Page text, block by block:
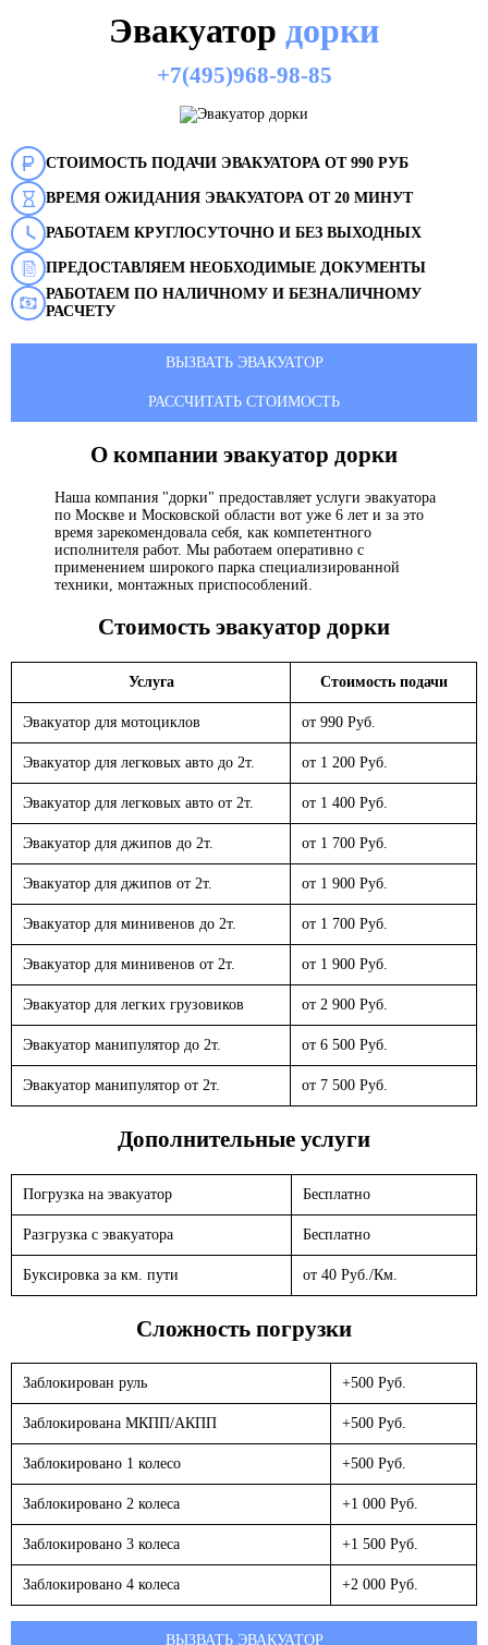
Эвакуатор дорки
+7(495)968-98-85
СТОИМОСТЬ ПОДАЧИ ЭВАКУАТОРА ОТ 990 РУБ
ВРЕМЯ ОЖИДАНИЯ ЭВАКУАТОРА ОТ 20 МИНУТ
РАБОТАЕМ КРУГЛОСУТОЧНО И БЕЗ ВЫХОДНЫХ
ПРЕДОСТАВЛЯЕМ НЕОБХОДИМЫЕ ДОКУМЕНТЫ
РАБОТАЕМ ПО НАЛИЧНОМУ И БЕЗНАЛИЧНОМУ
РАСЧЕТУ
ВЫЗВАТЬ ЭВАКУАТОР
РАССЧИТАТЬ СТОИМОСТЬ
О компании эвакуатор дорки
Наша компания "дорки" предоставляет услуги эвакуатора
по Москве и Московской области вот уже 6 лет и за это
время зарекомендовала себя, как компетентного
исполнителя работ. Мы работаем оперативно с
применением широкого парка специализированной
техники, монтажных приспособлений.
Стоимость эвакуатор дорки
Услуга Стоимость подачи
Эвакуатор для мотоциклов от 990 Руб.
Эвакуатор для легковых авто до 2т. от 1 200 Руб.
Эвакуатор для легковых авто от 2т. от 1 400 Руб.
Эвакуатор для джипов до 2т. от 1 700 Руб.
Эвакуатор для джипов от 2т. от 1 900 Руб.
Эвакуатор для минивенов до 2т. от 1 700 Руб.
Эвакуатор для минивенов от 2т. от 1 900 Руб.
Эвакуатор для легких грузовиков от 2 900 Руб.
Эвакуатор манипулятор до 2т. от 6 500 Руб.
Эвакуатор манипулятор от 2т. от 7 500 Руб.
Дополнительные услуги
Погрузка на эвакуатор Бесплатно
Разгрузка с эвакуатора Бесплатно
Буксировка за км. пути от 40 Руб./Км.
Сложность погрузки
Заблокирован руль +500 Руб.
Заблокирована МКПП/АКПП +500 Руб.
Заблокировано 1 колесо +500 Руб.
Заблокировано 2 колеса +1 000 Руб.
Заблокировано 3 колеса +1 500 Руб.
Заблокировано 4 колеса +2 000 Руб.
ВЫЗВАТЬ ЭВАКУАТОР